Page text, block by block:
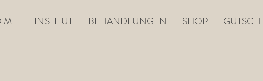
M E INSTITUT BEHANDLUNGEN SHOP